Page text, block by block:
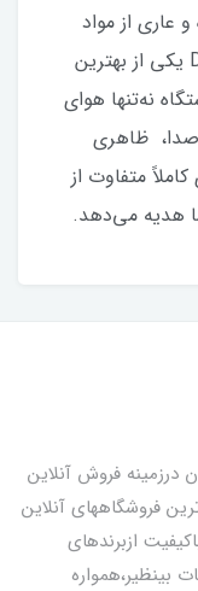
عاری از مواد
شیمیایی مضر باشد، مدل Dyson BP04 یکی از بهترین
نه‌تنها هوای
ظاهری
متفاوت از
هدیه می‌دهد.
سابقه درخشان درزمینه فروش آنلاین
فروشگاههای آنلاین
ازبرندهای
بینظیر،همواره